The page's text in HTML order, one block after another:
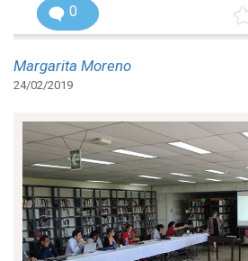
0
Margarita Moreno
24/02/2019